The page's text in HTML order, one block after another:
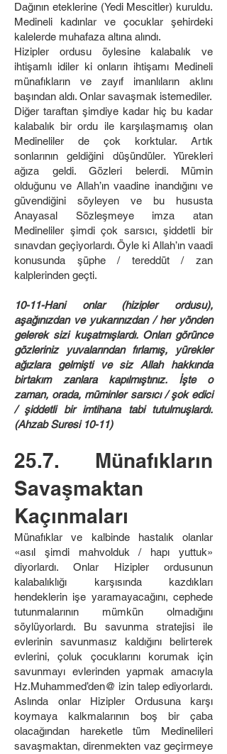
Dağının eteklerine (Yedi Mescitler) kuruldu.
Medineli kadınlar ve çocuklar şehirdeki
kalelerde muhafaza altına alındı.
Hizipler ordusu öylesine kalabalık ve
ihtişamlı idiler ki onların ihtişamı Medineli
münafıkların ve zayıf imanlıların aklını
başından aldı. Onlar savaşmak istemediler.
Diğer taraftan şimdiye kadar hiç bu kadar
kalabalık bir ordu ile karşılaşmamış olan
Medineliler de çok korktular. Artık
sonlarının geldiğini düşündüler. Yürekleri
ağıza geldi. Gözleri belerdi. Mümin
olduğunu ve Allah’ın vaadine inandığını ve
güvendiğini söyleyen ve bu hususta
Anayasal Sözleşmeye imza atan
Medineliler şimdi çok sarsıcı, şiddetli bir
sınavdan geçiyorlardı. Öyle ki Allah’ın vaadi
konusunda şüphe / tereddüt / zan
kalplerinden geçti.
10-11-Hani onlar (hizipler ordusu),
aşağınızdan ve yukarınızdan / her yönden
gelerek sizi kuşatmışlardı. Onları görünce
gözleriniz yuvalarından fırlamış, yürekler
ağızlara gelmişti ve siz Allah hakkında
birtakım zanlara kapılmıştınız. İşte o
zaman, orada, müminler sarsıcı / şok edici
/ şiddetli bir imtihana tabi tutulmuşlardı.
(Ahzab Suresi 10-11)
25.7. Münafıkların
Savaşmaktan
Kaçınmaları
Münafıklar ve kalbinde hastalık olanlar
«asıl şimdi mahvolduk / hapı yuttuk»
diyorlardı. Onlar Hizipler ordusunun
kalabalıklığı karşısında kazdıkları
hendeklerin işe yaramayacağını, cephede
tutunmalarının mümkün olmadığını
söylüyorlardı. Bu savunma stratejisi ile
evlerinin savunmasız kaldığını belirterek
evlerini, çoluk çocuklarını korumak için
savunmayı evlerinden yapmak amacıyla
Hz.Muhammed’den@ izin talep ediyorlardı.
Aslında onlar Hizipler Ordusuna karşı
koymaya kalkmalarının boş bir çaba
olacağından hareketle tüm Medinelileri
savaşmaktan, direnmekten vaz geçirmeye